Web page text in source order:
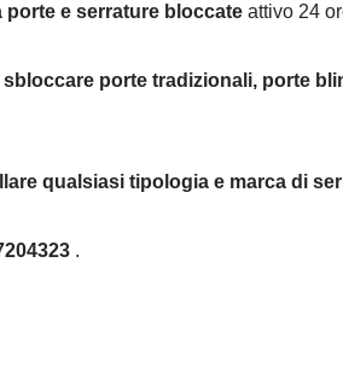
porte e serrature bloccate attivo 24
sbloccare porte tradizionali, porte
qualsiasi tipologia e marca di
.